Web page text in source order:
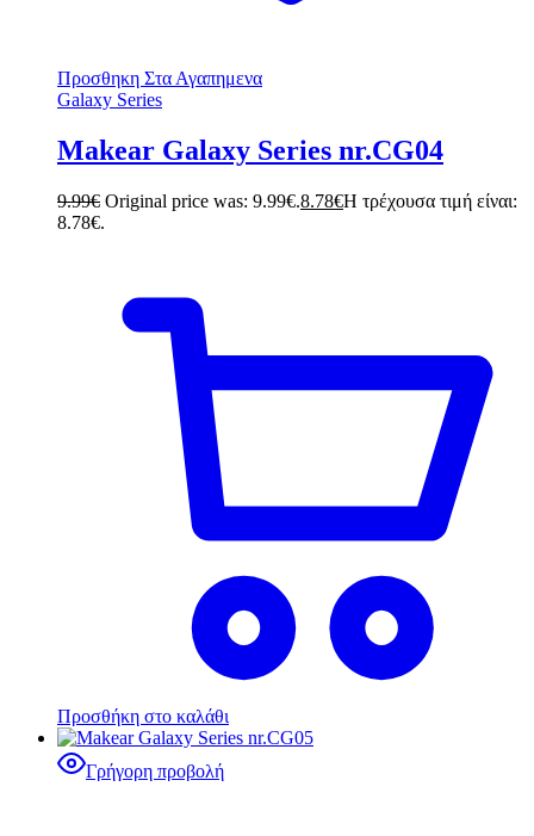
Προσθηκη Στα Αγαπημενα
Galaxy Series
Makear Galaxy Series nr.CG04
9.99€ Original price was: 9.99€.8.78€Η τρέχουσα τιμή είναι:
8.78€.
Προσθήκη στο καλάθι
Γρήγορη προβολή